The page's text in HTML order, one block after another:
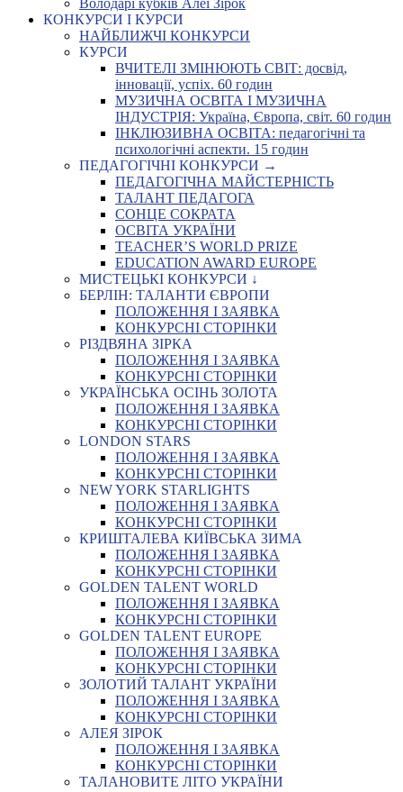
Володарі кубків Алеї Зірок
КОНКУРСИ І КУРСИ
НАЙБЛИЖЧІ КОНКУРСИ
КУРСИ
ВЧИТЕЛІ ЗМІНЮЮТЬ СВІТ: досвід,
інновації, успіх. 60 годин
МУЗИЧНА ОСВІТА І МУЗИЧНА
ІНДУСТРІЯ: Україна, Європа, світ. 60 годин
ІНКЛЮЗИВНА ОСВІТА: педагогічні та
психологічні аспекти. 15 годин
ПЕДАГОГІЧНІ КОНКУРСИ →
ПЕДАГОГІЧНА МАЙСТЕРНІСТЬ
ТАЛАНТ ПЕДАГОГА
СОНЦЕ СОКРАТА
ОСВІТА УКРАЇНИ
TEACHER’S WORLD PRIZE
EDUCATION AWARD EUROPE
МИСТЕЦЬКІ КОНКУРСИ ↓
БЕРЛІН: ТАЛАНТИ ЄВРОПИ
ПОЛОЖЕННЯ І ЗАЯВКА
КОНКУРСНІ СТОРІНКИ
РІЗДВЯНА ЗІРКА
ПОЛОЖЕННЯ І ЗАЯВКА
КОНКУРСНІ СТОРІНКИ
УКРАЇНСЬКА ОСІНЬ ЗОЛОТА
ПОЛОЖЕННЯ І ЗАЯВКА
КОНКУРСНІ СТОРІНКИ
LONDON STARS
ПОЛОЖЕННЯ І ЗАЯВКА
КОНКУРСНІ СТОРІНКИ
NEW YORK STARLIGHTS
ПОЛОЖЕННЯ І ЗАЯВКА
КОНКУРСНІ СТОРІНКИ
КРИШТАЛЕВА КИЇВСЬКА ЗИМА
ПОЛОЖЕННЯ І ЗАЯВКА
КОНКУРСНІ СТОРІНКИ
GOLDEN TALENT WORLD
ПОЛОЖЕННЯ І ЗАЯВКА
КОНКУРСНІ СТОРІНКИ
GOLDEN TALENT EUROPE
ПОЛОЖЕННЯ І ЗАЯВКА
КОНКУРСНІ СТОРІНКИ
ЗОЛОТИЙ ТАЛАНТ УКРАЇНИ
ПОЛОЖЕННЯ І ЗАЯВКА
КОНКУРСНІ СТОРІНКИ
АЛЕЯ ЗІРОК
ПОЛОЖЕННЯ І ЗАЯВКА
КОНКУРСНІ СТОРІНКИ
ТАЛАНОВИТЕ ЛІТО УКРАЇНИ